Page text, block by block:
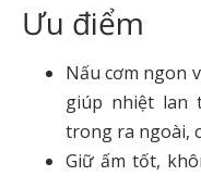
Ưu điểm
Nấu cơm ngon
giúp nhiệt lan
trong ra ngoài,
Giữ ấm tốt,